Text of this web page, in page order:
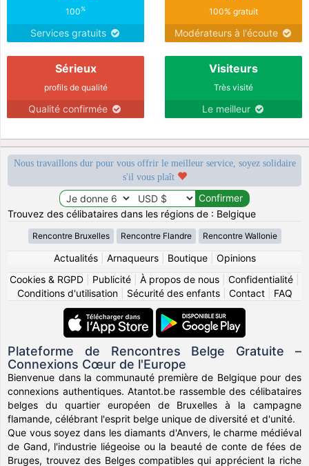
100%
Services gratuits
100% gratuit
Modérateurs à l'écoute
Sérieux
profils de qualité
Qualité confirmée
Visiteurs
Très visité
Le meilleur
Nous travaillons dur pour vous offrir le meilleur service, soyez solidaire
s'il vous plaît
Trouvez des célibataires dans les régions de : Belgique
Rencontre Bruxelles Rencontre Flandre Rencontre Wallonie
Actualités| Arnaqueurs| Boutique| Opinions
Cookies & RGPD
Publicité À propos de nous Confidentialité
Conditions d'utilisation| Sécurité des enfants| Contact| FAQ
Plateforme de Rencontres Belge Gratuite –
Connexions Cœur de l'Europe
Bienvenue dans la communauté première de Belgique pour des
connexions authentiques. Atantot.be rassemble des célibataires
belges du quartier européen de Bruxelles à la campagne
flamande, célébrant l'esprit belge unique de diversité et d'unité.
Que vous soyez dans les diamants d'Anvers, le charme médiéval
de Gand, l'industrie liégeoise ou la beauté de conte de fées de
Bruges, trouvez des Belges compatibles qui apprécient la riche